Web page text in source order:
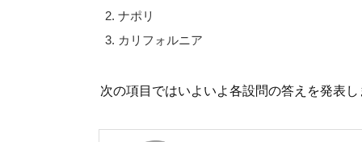
ナポリ
カリフォルニア
次の項目ではいよいよ各設問の答えを発表し